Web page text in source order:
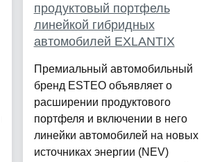
продуктовый портфель
линейкой гибридных
автомобилей EXLANTIX
Премиальный автомобильный
бренд ESTEO объявляет о
расширении продуктового
портфеля и включении в него
линейки автомобилей на новых
источниках энергии (NEV)